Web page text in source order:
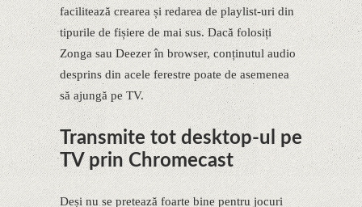
facilitează crearea și redarea de playlist-uri din
tipurile de fișiere de mai sus. Dacă folosiți
Zonga sau Deezer în browser, conținutul audio
desprins din acele ferestre poate de asemenea
să ajungă pe TV.
Transmite tot desktop-ul pe
TV prin Chromecast
Deși nu se pretează foarte bine pentru jocuri